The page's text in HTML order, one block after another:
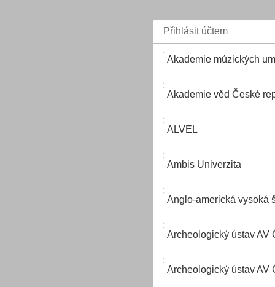
Přihlásit účtem
Akademie múzických
Akademie věd České
ALVEL
Ambis Univerzita
Anglo-americká vysoká
Archeologický ústav AV
Archeologický ústav AV